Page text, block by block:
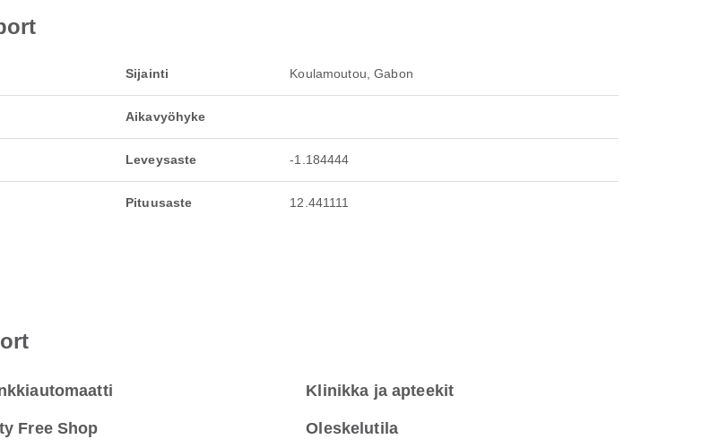
Sijainti Koulamoutou, Gabon
Aikavyöhyke
Leveysaste -1.184444
Pituusaste 12.441111
Klinikka ja apteekit
Free Shop Oleskelutila